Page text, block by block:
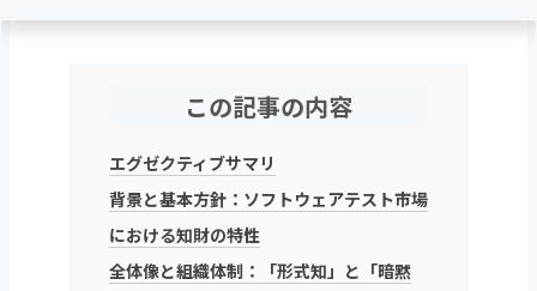
この記事の内容
エグゼクティブサマリ
背景と基本方針：ソフトウェアテスト市場
における知財の特性
全体像と組織体制：「形式知」と「暗黙